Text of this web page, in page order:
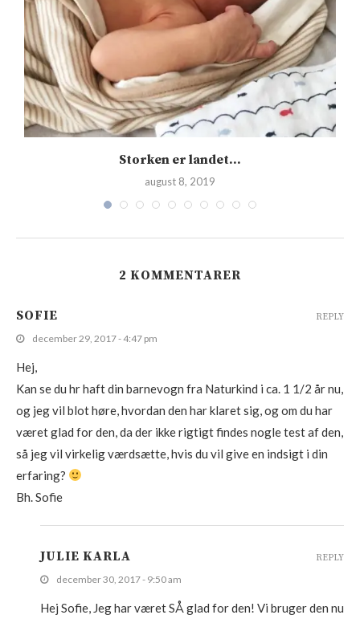
Storken er landet…
august 8, 2019
2 KOMMENTARER
SOFIE
december 29, 2017 - 4:47 pm
Hej,
Kan se du hr haft din barnevogn fra Naturkind i ca. 1 1/2 år nu,
og jeg vil blot høre, hvordan den har klaret sig, og om du har
været glad for den, da der ikke rigtigt findes nogle test af den,
så jeg vil virkelig værdsætte, hvis du vil give en indsigt i din
erfaring?
Bh. Sofie
REPLY
JULIE KARLA
december 30, 2017 - 9:50 am
Hej Sofie, Jeg har været SÅ glad for den! Vi bruger den nu
REPLY